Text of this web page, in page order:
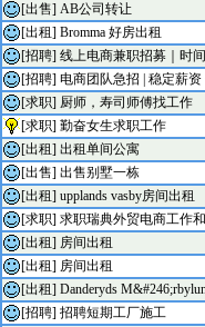
[出售] AB公司转让
[出租] Bromma 好房出租
[招聘] 线上电商兼职招募｜时
[招聘] 电商团队急招 | 稳定薪
[求职] 厨师，寿司师傅找工作
[求职] 勤奋女生求职工作
[出租] 出租单间公寓
[出售] 出售别墅一栋
[出租] upplands vasby房间出租
[求职] 求职瑞典外贸电商工作
[出租] 房间出租
[出租] 房间出租
[出租] Danderyds
[招聘] 招聘短期工厂施工